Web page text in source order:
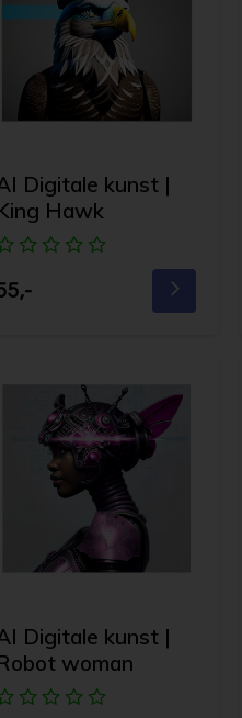
Digitale kunst |
Hawk
Digitale kunst |
woman